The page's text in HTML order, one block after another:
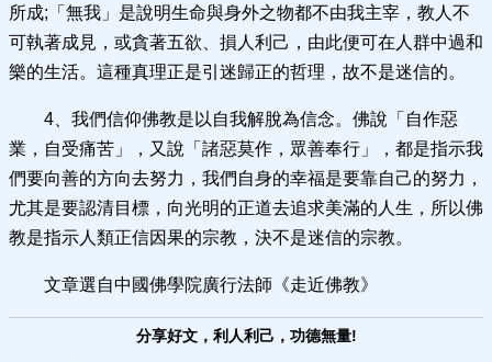
所成;「無我」是說明生命與身外之物都不由我主宰，教人不
可執著成見，或貪著五欲、損人利己，由此便可在人群中過和
樂的生活。這種真理正是引迷歸正的哲理，故不是迷信的。
4、我們信仰佛教是以自我解脫為信念。佛說「自作惡
業，自受痛苦」，又說「諸惡莫作，眾善奉行」，都是指示我
們要向善的方向去努力，我們自身的幸福是要靠自己的努力，
尤其是要認清目標，向光明的正道去追求美滿的人生，所以佛
教是指示人類正信因果的宗教，決不是迷信的宗教。
文章選自中國佛學院廣行法師《走近佛教》
分享好文，利人利己，功德無量!